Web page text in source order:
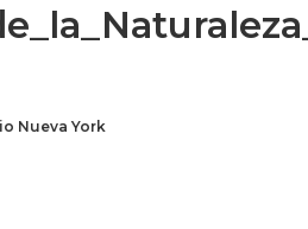
Nueva York